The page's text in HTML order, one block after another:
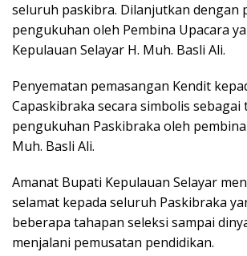
seluruh paskibra. Dilanjutkan dengan
pengukuhan oleh Pembina Upacara
Kepulauan Selayar H. Muh. Basli Ali.
Penyematan pemasangan Kendit
Capaskibraka secara simbolis sebagai
pengukuhan Paskibraka oleh
Muh. Basli Ali.
Amanat Bupati Kepulauan Selayar
selamat kepada seluruh Paskibraka
beberapa tahapan seleksi sampai
menjalani pemusatan pendidikan.